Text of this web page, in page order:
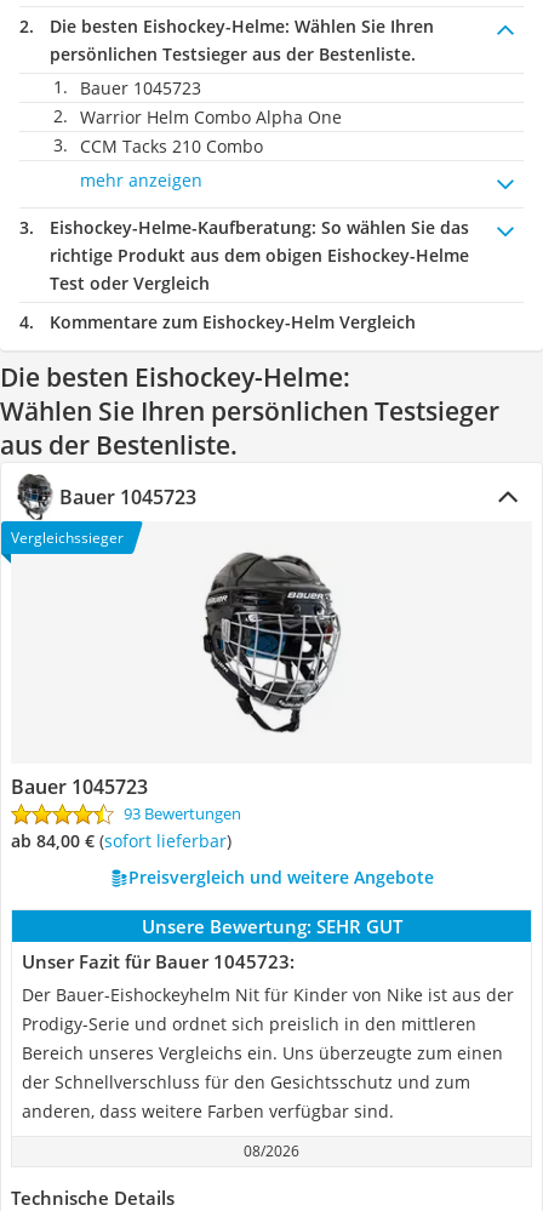
Die besten Eishockey-Helme: Wählen Sie Ihren
persönlichen Testsieger aus der Bestenliste.
Bauer 1045723
Warrior Helm Combo Alpha One
CCM Tacks 210 Combo
mehr anzeigen
Eishockey-Helme-Kaufberatung: So wählen Sie das
richtige Produkt aus dem obigen Eishockey-Helme
Test oder Vergleich
Kommentare zum Eishockey-Helm Vergleich
Die besten Eishockey-Helme:
Wählen Sie Ihren persönlichen Testsieger
aus der Bestenliste.
Bauer 1045723
Vergleichssieger
Bauer 1045723
93 Bewertungen
ab 84,00 € ( Sofort lieferbar)
Preisvergleich und weitere Angebote
Unsere Bewertung: SEHR GUT
Unser Fazit für Bauer 1045723:
Der Bauer-Eishockeyhelm Nit für Kinder von Nike ist aus der
Prodigy-Serie und ordnet sich preislich in den mittleren
Bereich unseres Vergleichs ein. Uns überzeugte zum einen
der Schnellverschluss für den Gesichtsschutz und zum
anderen, dass weitere Farben verfügbar sind.
08/2026
Technische Details